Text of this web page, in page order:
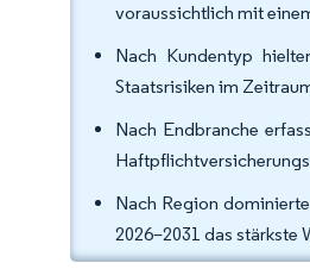
voraussichtlich mit
Nach Kundentyp
Staatsrisiken im
Nach Endbranche
Nach Region
2026–2031 das stärkste